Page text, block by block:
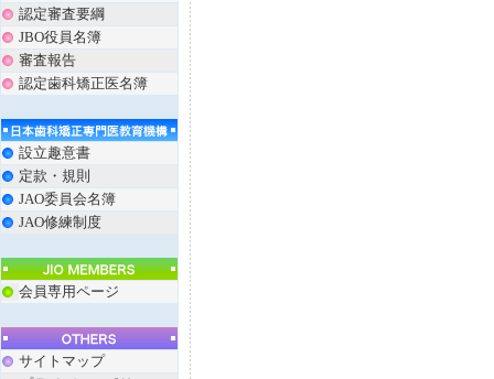
認定審査要綱
JBO役員名簿
審査報告
認定歯科矯正医名簿
設立趣意書
定款・規則
JAO委員会名簿
JAO修練制度
会員専用ページ
サイトマップ